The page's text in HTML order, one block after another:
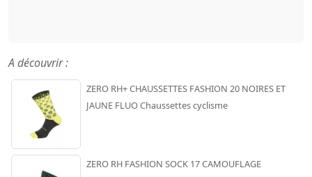
A découvrir :
ZERO RH+ CHAUSSETTES FASHION 20 NOIRES ET
JAUNE FLUO Chaussettes cyclisme
ZERO RH FASHION SOCK 17 CAMOUFLAGE